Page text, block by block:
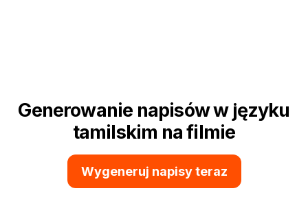
Generowanie napisów w języku
tamilskim na filmie
Wygeneruj napisy teraz